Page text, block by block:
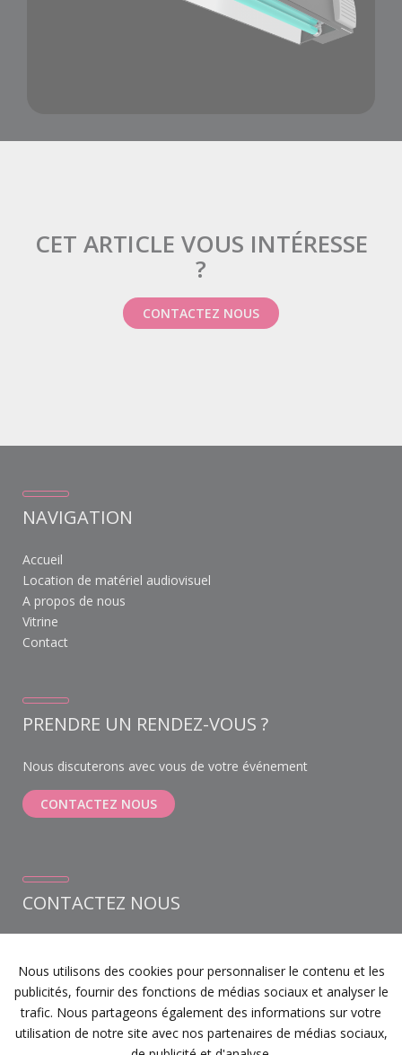
CET ARTICLE VOUS INTÉRESSE
?
CONTACTEZ NOUS
NAVIGATION
Accueil
Location de matériel audiovisuel
A propos de nous
Vitrine
Contact
PRENDRE UN RENDEZ-VOUS ?
Nous discuterons avec vous de votre événement
CONTACTEZ NOUS
CONTACTEZ NOUS
1930 Zaventem
+32 (0) 468 12 22 21
info@devents.be
Notre instagram
Nous utilisons des cookies pour personnaliser le contenu et les
publicités, fournir des fonctions de médias sociaux et analyser le
trafic. Nous partageons également des informations sur votre
utilisation de notre site avec nos partenaires de médias sociaux,